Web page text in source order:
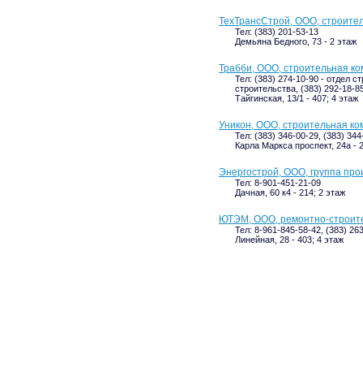
ТехТрансСтрой, ООО,
Тел: (383) 201-53-13
Демьяна Бедного, 73 - 2 этаж
Трабби, ООО, строительная
Тел: (383) 274-10-90 - отдел
строительства, (383) 292-18-
Тайгинская, 13/1 - 407; 4 этаж
Уникон, ООО, строительная
Тел: (383) 346-00-29, (383)
Карла Маркса проспект, 24а -
Энергострой, ООО, группа
Тел: 8-901-451-21-09
Дачная, 60 к4 - 214; 2 этаж
ЮТЭМ, ООО, ремонтно-
Тел: 8-961-845-58-42, (383)
Линейная, 28 - 403; 4 этаж